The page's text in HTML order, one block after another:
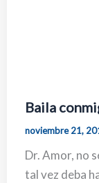
Baila
noviembre 21,
Dr. Amor, no
tal vez deba